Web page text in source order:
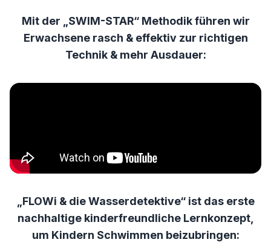
Mit der „SWIM-STAR“ Methodik führen wir
Erwachsene rasch & effektiv zur richtigen
Technik & mehr Ausdauer:
„FLOWi & die Wasserdetektive“ ist das erste
nachhaltige kinderfreundliche Lernkonzept,
um Kindern Schwimmen beizubringen: